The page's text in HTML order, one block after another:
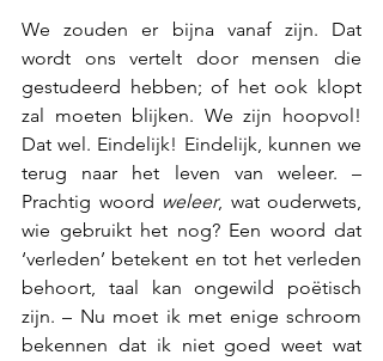
We zouden er bijna vanaf zijn. Dat
wordt ons vertelt door mensen die
gestudeerd hebben; of het ook klopt
zal moeten blijken. We zijn hoopvol!
Dat wel. Eindelijk! Eindelijk, kunnen we
terug naar het leven van weleer. –
Prachtig woord weleer, wat ouderwets,
wie gebruikt het nog? Een woord dat
‘verleden’ betekent en tot het verleden
behoort, taal kan ongewild poëtisch
zijn. – Nu moet ik met enige schroom
bekennen dat ik niet goed weet wat